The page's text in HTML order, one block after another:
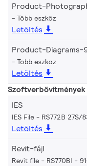
Product-
Több eszköz
Letöltés
Product-Diagrams-
Több eszköz
Letöltés
Szoftverbővítmények
IES
IES File - RS772B 27S/
Letöltés
Revit-fájl
Revit file - RS770BI -